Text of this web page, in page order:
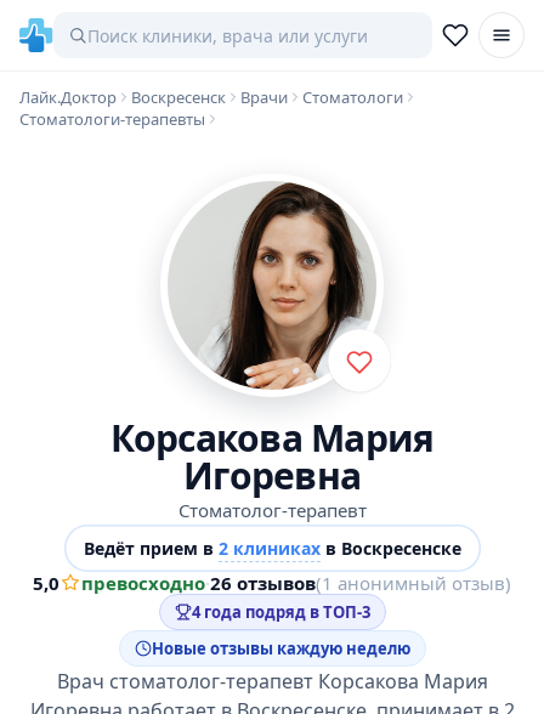
Лайк.Доктор Воскресенск Врачи
Стоматологи
Стоматологи-терапевты
Корсакова Мария
Игоревна
Стоматолог-терапевт
Ведёт прием в 2 клиникахв Воскресенске
5,0 превосходно·26 отзывов(1 анонимный отзыв)
4 года подряд в ТОП-3
Новые отзывы каждую неделю
Врач стоматолог-терапевт Корсакова Мария